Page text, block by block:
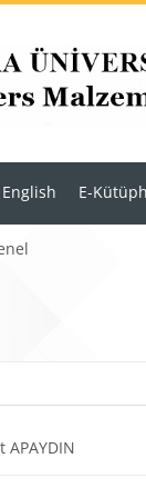
E-
APAYDINURL